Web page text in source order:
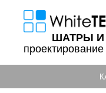
ШАТРЫ И
проектирование